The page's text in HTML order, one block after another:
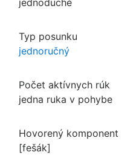
jednoduché
Typ posunku
jednoručný
Počet aktívnych rúk
jedna ruka v pohybe
Hovorený komponent
[fešák]